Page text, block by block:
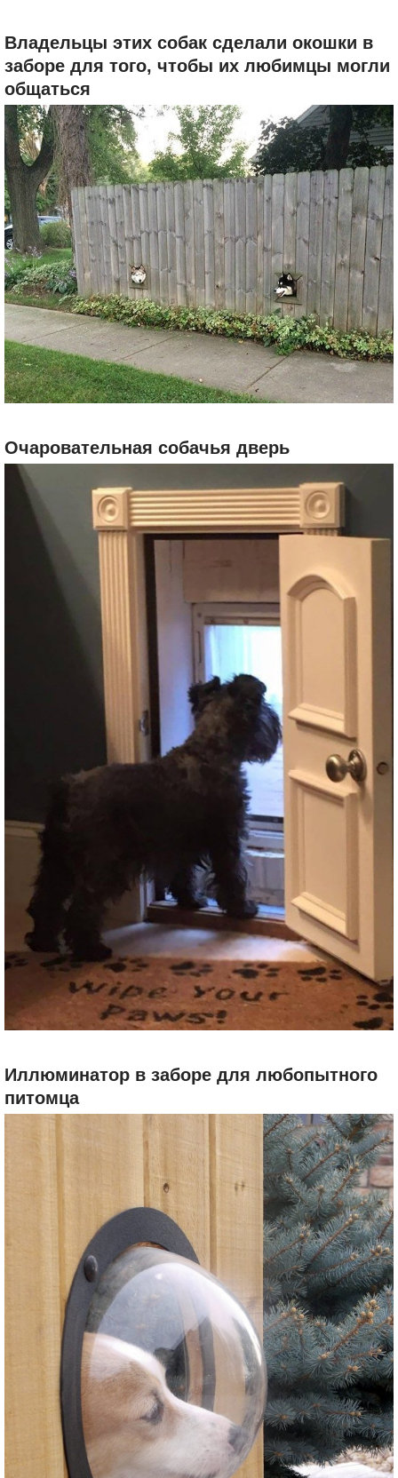
Владельцы этих собак сделали окошки в
заборе для того, чтобы их любимцы могли
общаться
Очаровательная собачья дверь
Иллюминатор в заборе для любопытного
питомца